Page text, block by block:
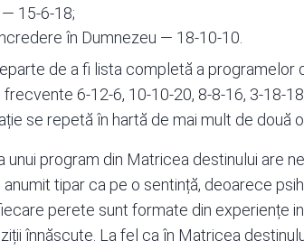
15-6-18;
în Dumnezeu — 18-10-10.
de a fi lista completă a programelor
6-12-6, 10-10-20, 8-8-16, 3-18-
se repetă în hartă de mai mult de două
program din Matricea destinului are
tipar ca pe o sentință, deoarece
perete sunt formate din experiențe
înnăscute. La fel ca în Matricea